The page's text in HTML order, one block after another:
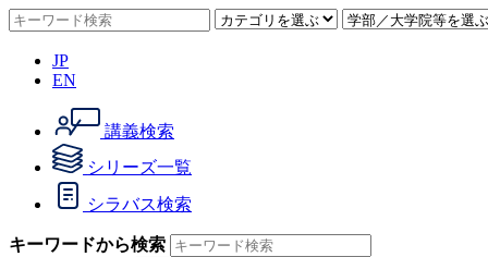
JP
EN
講義検索
シリーズ一覧
シラバス検索
キーワードから検索